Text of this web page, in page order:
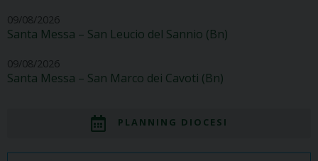
09/08/2026
Santa Messa – San Leucio del Sannio (Bn)
09/08/2026
Santa Messa – San Marco dei Cavoti (Bn)
PLANNING DIOCESI